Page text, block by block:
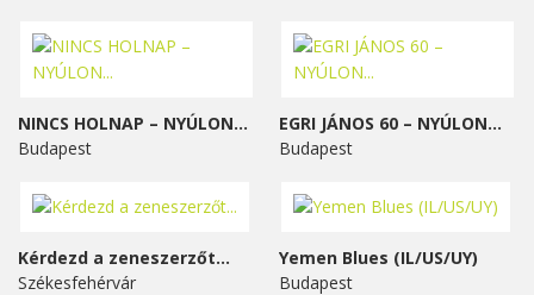
NINCS HOLNAP – NYÚLON...
Budapest
EGRI JÁNOS 60 – NYÚLON...
Budapest
Kérdezd a zeneszerzőt...
Székesfehérvár
Yemen Blues (IL/US/UY)
Budapest